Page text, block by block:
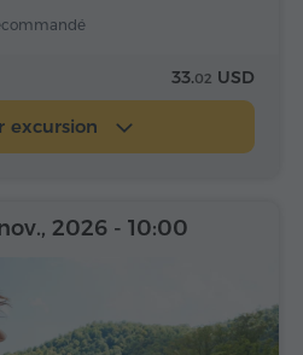
33.02 USD
excursion
2026 - 10:00